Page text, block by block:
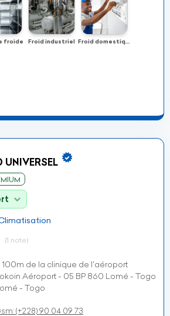
froide Froid industriel Froid domestique
UNIVERSEL
(1 note)
100m de la clinique de l'aéroport
Aéroport - 05 BP 860 Lomé - Togo
- Togo
(+228)90 04 09 73